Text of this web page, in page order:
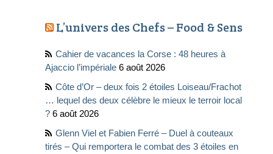
L’univers des Chefs – Food & Sens
Cahier de vacances la Corse : 48 heures à
Ajaccio l’impériale 6 août 2026
Côte d’Or – deux fois 2 étoiles Loiseau/Frachot
… lequel des deux célèbre le mieux le terroir local
? 6 août 2026
Glenn Viel et Fabien Ferré – Duel à couteaux
tirés – Qui remportera le combat des 3 étoiles en